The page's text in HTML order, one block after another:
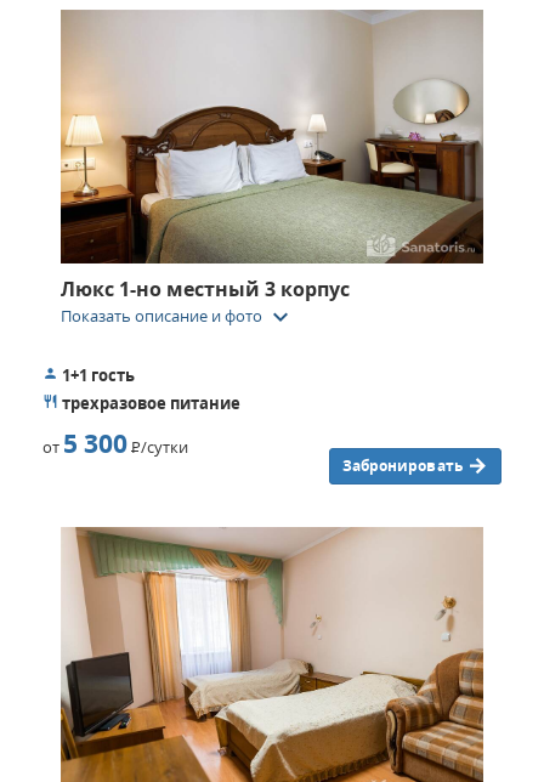
Люкс 1-но местный 3 корпус
Показать описание и фото keyboard_arrow_down
1+1 гость
трехразовое питание
от 5 300Р/сутки
Забронировать